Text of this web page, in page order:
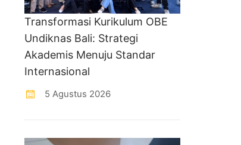
Transformasi Kurikulum OBE
Undiknas Bali: Strategi
Akademis Menuju Standar
Internasional
5 Agustus 2026